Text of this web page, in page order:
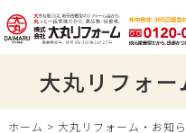
大丸リフォ
ホーム > 大丸リフォーム・お知